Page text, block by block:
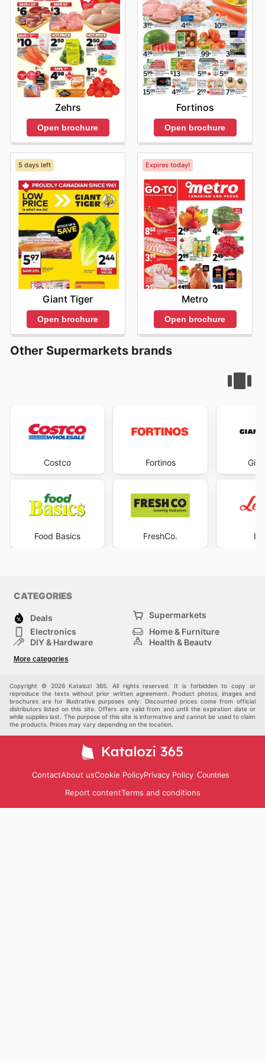
et réaliser le maximum d'économies. Visitez Marches
Tau's website today to explore the best deals and start
saving now.
Zehrs
Open brochure
Fortinos
Open brochure
5 days left
Giant Tiger
Open brochure
Expires today!
Metro
Open brochure
Other Supermarkets brands
Costco
Food Basics
Fortinos
FreshCo.
CATEGORIES
Deals
Supermarkets
Electronics
Home & Furniture
DIY & Hardware
Health & Beauty
Kids
More categories
Copyright © 2026 Katalozi 365. All rights reserved. It is forbidden to copy or
reproduce the texts without prior written agreement. Product photos, images and
brochures are for illustrative purposes only. Discounted prices come from official
distributors listed on this site. Offers are valid from and until the expiration date or
while supplies last. The purpose of this site is informative and cannot be used to claim
the products. Prices may vary depending on the location.
ContactAbout usCookie PolicyPrivacy Policy Countries
Report contentTerms and conditions